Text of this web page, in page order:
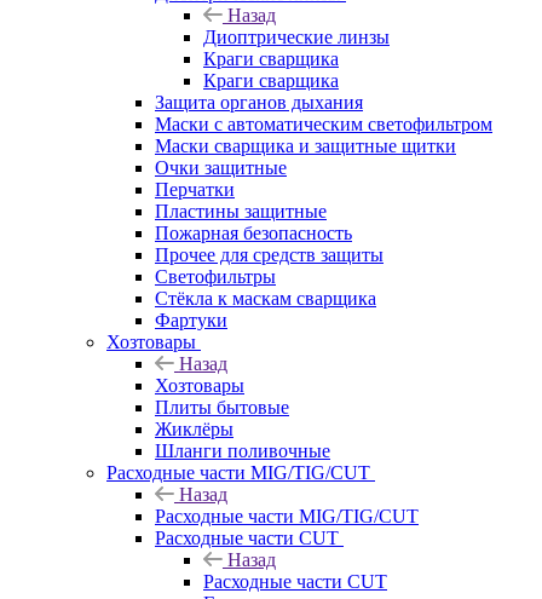
Назад
Диоптрические линзы
Краги сварщика
Краги сварщика
Защита органов дыхания
Маски с автоматическим светофильтром
Маски сварщика и защитные щитки
Очки защитные
Перчатки
Пластины защитные
Пожарная безопасность
Прочее для средств защиты
Светофильтры
Стёкла к маскам сварщика
Фартуки
Хозтовары
Назад
Хозтовары
Плиты бытовые
Жиклёры
Шланги поливочные
Расходные части MIG/TIG/CUT
Назад
Расходные части MIG/TIG/CUT
Расходные части CUT
Назад
Расходные части CUT